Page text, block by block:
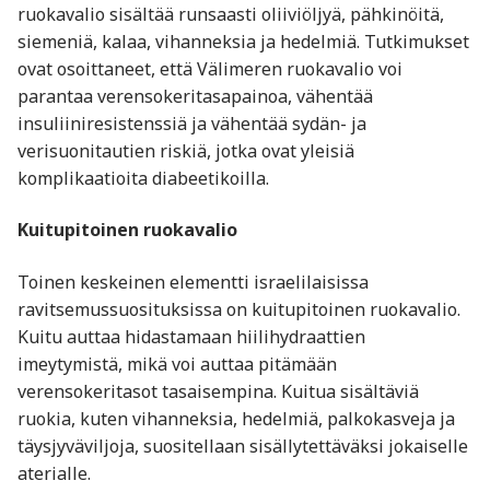
ruokavalio sisältää runsaasti oliiviöljyä, pähkinöitä,
siemeniä, kalaa, vihanneksia ja hedelmiä. Tutkimukset
ovat osoittaneet, että Välimeren ruokavalio voi
parantaa verensokeritasapainoa, vähentää
insuliiniresistenssiä ja vähentää sydän- ja
verisuonitautien riskiä, jotka ovat yleisiä
komplikaatioita diabeetikoilla.
Kuitupitoinen ruokavalio
Toinen keskeinen elementti israelilaisissa
ravitsemussuosituksissa on kuitupitoinen ruokavalio.
Kuitu auttaa hidastamaan hiilihydraattien
imeytymistä, mikä voi auttaa pitämään
verensokeritasot tasaisempina. Kuitua sisältäviä
ruokia, kuten vihanneksia, hedelmiä, palkokasveja ja
täysjyväviljoja, suositellaan sisällytettäväksi jokaiselle
aterialle.